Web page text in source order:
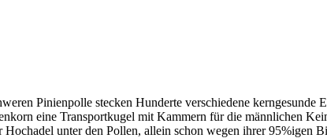
Pinienpolle stecken Hunderte verschiedene
eine Transportkugel mit Kammern für die männlichen
unter den Pollen, allein schon wegen ihrer 95%igen